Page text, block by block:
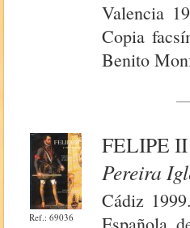
Valencia
Copia
Benito
Ref.: 69036
FELIPE
Pereira
Cádiz